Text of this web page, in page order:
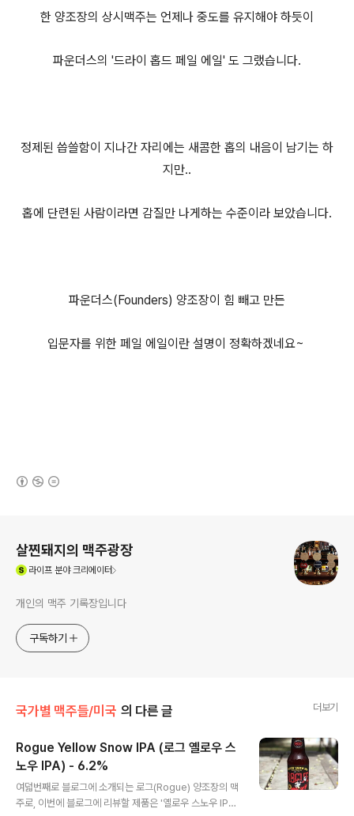
한 양조장의 상시맥주는 언제나 중도를 유지해야 하듯이
파운더스의 '드라이 홉드 페일 에일' 도 그랬습니다.
정제된 씁쓸함이 지나간 자리에는 새콤한 홉의 내음이 남기는 하
지만..
홉에 단련된 사람이라면 감질만 나게하는 수준이라 보았습니다.
파운더스(Founders) 양조장이 힘 빼고 만든
입문자를 위한 페일 에일이란 설명이 정확하겠네요~
살찐돼지의 맥주광장
라이프 분야 크리에이터
개인의 맥주 기록장입니다
구독하기
국가별 맥주들/미국 의 다른 글 더보기
Rogue Yellow Snow IPA (로그 옐로우 스
노우 IPA) - 6.2%
여덟번째로 블로그에 소개되는 로그(Rogue) 양조장의 맥
주로, 이번에 블로그에 리뷰할 제품은 '옐로우 스노우 IPA'